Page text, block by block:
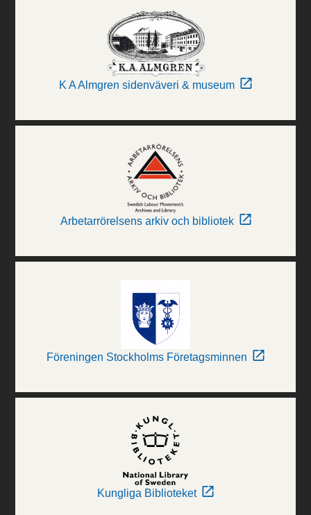
K A Almgren sidenväveri & museum
Arbetarrörelsens arkiv och bibliotek
Föreningen Stockholms Företagsminnen
Kungliga Biblioteket